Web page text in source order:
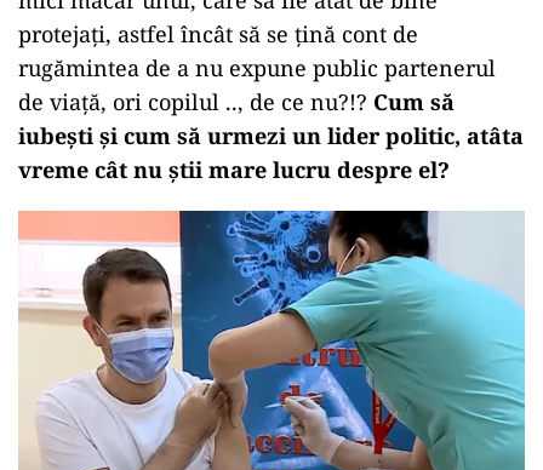
protejați, astfel încât să se țină cont de
rugămintea de a nu expune public partenerul
de viață, ori copilul .., de ce nu?!? Cum să
iubești și cum să urmezi un lider politic, atâta
vreme cât nu știi mare lucru despre el?